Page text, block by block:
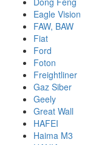
Eagle Vision
FAW, BAW
Fiat
Ford
Foton
Freightliner
Gaz Siber
Geely
Great Wall
HAFEI
Haima M3